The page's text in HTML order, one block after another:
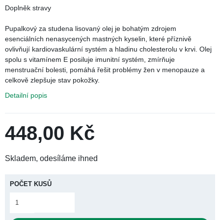
Pupalkový za studena lisovaný olej je bohatým zdrojem